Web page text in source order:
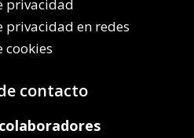
privacidad
privacidad en redes
cookies
contacto